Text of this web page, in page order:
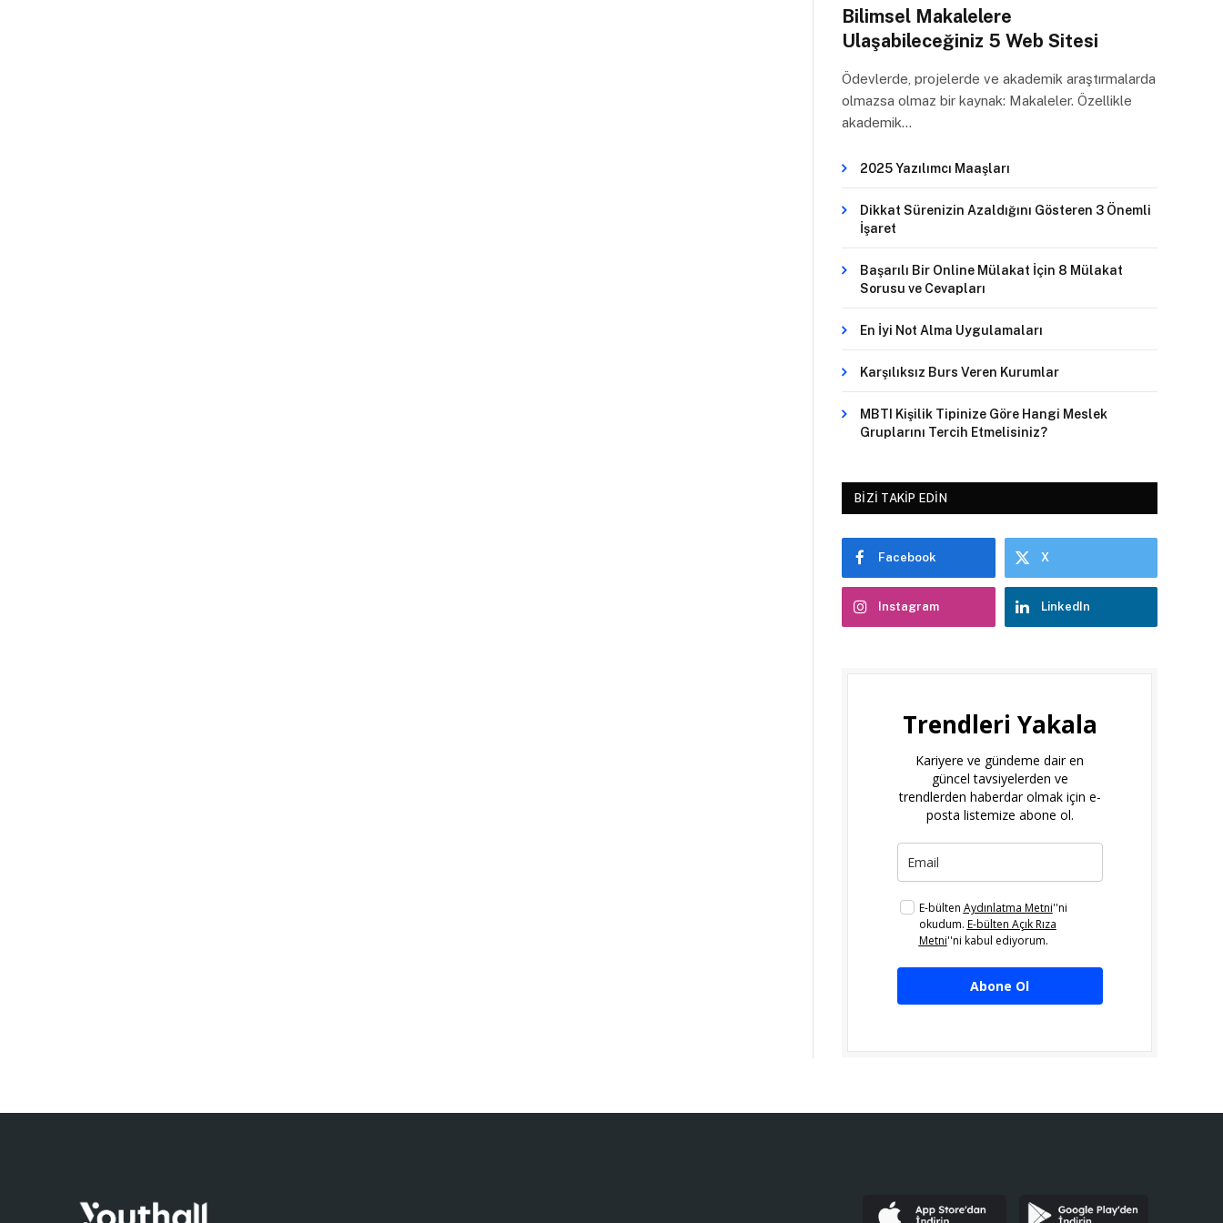
Bilimsel Makalelere
Ulaşabileceğiniz 5 Web Sitesi
Ödevlerde, projelerde ve akademik araştırmalarda
olmazsa olmaz bir kaynak: Makaleler. Özellikle
akademik…
2025 Yazılımcı Maaşları
Dikkat Sürenizin Azaldığını Gösteren 3 Önemli
İşaret
Başarılı Bir Online Mülakat İçin 8 Mülakat
Sorusu ve Cevapları
En İyi Not Alma Uygulamaları
Karşılıksız Burs Veren Kurumlar
MBTI Kişilik Tipinize Göre Hangi Meslek
Gruplarını Tercih Etmelisiniz?
BIZI TAKIP EDIN
Facebook X
Instagram LinkedIn
Trendleri Yakala
Kariyere ve gündeme dair en
güncel tavsiyelerden ve
trendlerden haberdar olmak için e-
posta listemize abone ol.
E-bülten Aydınlatma Metni''ni
okudum. E-bülten Açık Rıza
Metni''ni kabul ediyorum.
Abone Ol